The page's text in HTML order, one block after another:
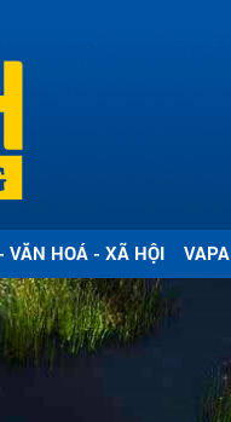
VĂN HOÁ - XÃ HỘI VAPA